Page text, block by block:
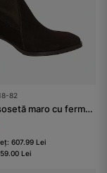
82
Botine tip șosetă maro cu fermoar
607.99 Lei
Lei